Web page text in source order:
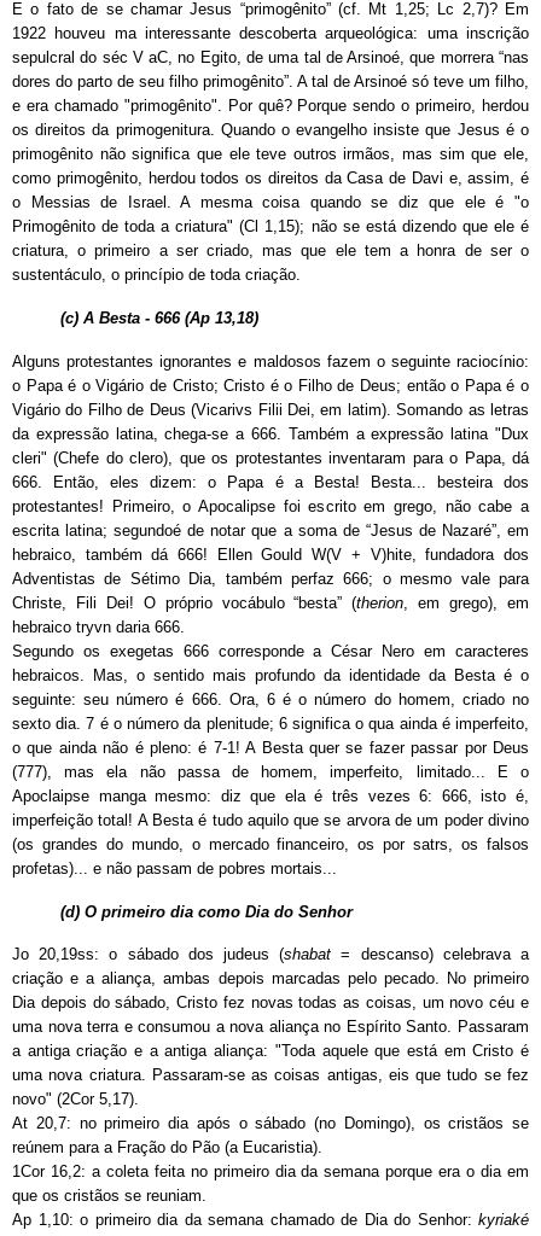
E o fato de se chamar Jesus “primogênito” (cf. Mt 1,25; Lc 2,7)? Em
1922 houveu ma interessante descoberta arqueológica: uma inscrição
sepulcral do séc V aC, no Egito, de uma tal de Arsinoé, que morrera “nas
dores do parto de seu filho primogênito”. A tal de Arsinoé só teve um filho,
e era chamado "primogênito". Por quê? Porque sendo o primeiro, herdou
os direitos da primogenitura. Quando o evangelho insiste que Jesus é o
primogênito não significa que ele teve outros irmãos, mas sim que ele,
como primogênito, herdou todos os direitos da Casa de Davi e, assim, é
o Messias de Israel. A mesma coisa quando se diz que ele é "o
Primogênito de toda a criatura" (Cl 1,15); não se está dizendo que ele é
criatura, o primeiro a ser criado, mas que ele tem a honra de ser o
sustentáculo, o princípio de toda criação.
(c) A Besta - 666 (Ap 13,18)
Alguns protestantes ignorantes e maldosos fazem o seguinte raciocínio:
o Papa é o Vigário de Cristo; Cristo é o Filho de Deus; então o Papa é o
Vigário do Filho de Deus (Vicarivs Filii Dei, em latim). Somando as letras
da expressão latina, chega-se a 666. Também a expressão latina "Dux
cleri" (Chefe do clero), que os protestantes inventaram para o Papa, dá
666. Então, eles dizem: o Papa é a Besta! Besta... besteira dos
protestantes! Primeiro, o Apocalipse foi escrito em grego, não cabe a
escrita latina; segundoé de notar que a soma de “Jesus de Nazaré”, em
hebraico, também dá 666! Ellen Gould W(V + V)hite, fundadora dos
Adventistas de Sétimo Dia, também perfaz 666; o mesmo vale para
Christe, Fili Dei! O próprio vocábulo “besta” (therion , em grego), em
hebraico tryvn daria 666.
Segundo os exegetas 666 corresponde a César Nero em caracteres
hebraicos. Mas, o sentido mais profundo da identidade da Besta é o
seguinte: seu número é 666. Ora, 6 é o número do homem, criado no
sexto dia. 7 é o número da plenitude; 6 significa o qua ainda é imperfeito,
o que ainda não é pleno: é 7-1! A Besta quer se fazer passar por Deus
(777), mas ela não passa de homem, imperfeito, limitado... E o
Apoclaipse manga mesmo: diz que ela é três vezes 6: 666, isto é,
imperfeição total! A Besta é tudo aquilo que se arvora de um poder divino
(os grandes do mundo, o mercado financeiro, os por satrs, os falsos
profetas)... e não passam de pobres mortais...
(d) O primeiro dia como Dia do Senhor
Jo 20,19ss: o sábado dos judeus (shabat = descanso) celebrava a
criação e a aliança, ambas depois marcadas pelo pecado. No primeiro
Dia depois do sábado, Cristo fez novas todas as coisas, um novo céu e
uma nova terra e consumou a nova aliança no Espírito Santo. Passaram
a antiga criação e a antiga aliança: "Toda aquele que está em Cristo é
uma nova criatura. Passaram-se as coisas antigas, eis que tudo se fez
novo" (2Cor 5,17).
At 20,7: no primeiro dia após o sábado (no Domingo), os cristãos se
reúnem para a Fração do Pão (a Eucaristia).
1Cor 16,2: a coleta feita no primeiro dia da semana porque era o dia em
que os cristãos se reuniam.
Ap 1,10: o primeiro dia da semana chamado de Dia do Senhor: kyriaké